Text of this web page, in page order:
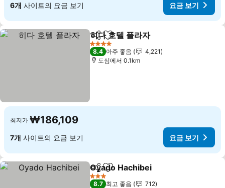
6개 사이트의 요금 보기 요금 보기
공유 즐겨찾기에 추가
히다 호텔 플라자
4 성급
8.4 아주 좋음
4,221
도심에서 0.1km
최저가 ₩186,109
7개 사이트의 요금 보기 요금 보기
공유 즐겨찾기에 추가
Oyado Hachibei
3 성급
8.7 최고 좋음
712